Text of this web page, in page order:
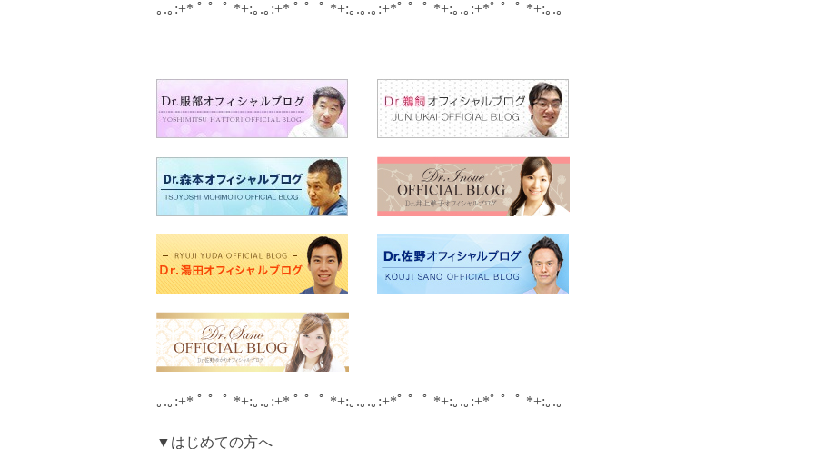
｡.｡:+* ﾟ ゜ﾟ *+:｡.｡:+* ﾟ ゜ﾟ *+:｡.｡.｡:+*ﾟ ゜ﾟ *+:｡.｡:+*ﾟ ゜ﾟ *+:｡.｡
｡.｡:+* ﾟ ゜ﾟ *+:｡.｡:+* ﾟ ゜ﾟ *+:｡.｡.｡:+*ﾟ ゜ﾟ *+:｡.｡:+*ﾟ ゜ﾟ *+:｡.｡
▼はじめての方へ